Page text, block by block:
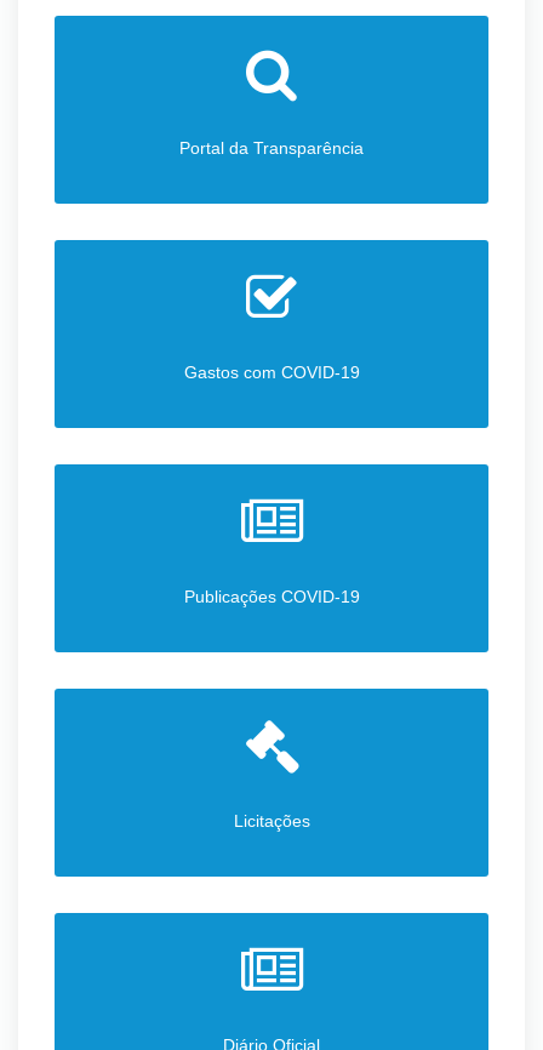
Portal da Transparência
Gastos com COVID-19
Publicações COVID-19
Licitações
Diário Oficial